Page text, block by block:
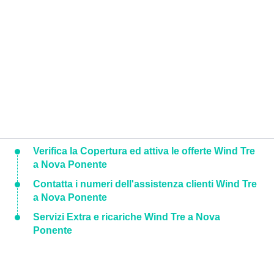
Verifica la Copertura ed attiva le offerte Wind Tre
a Nova Ponente
Contatta i numeri dell'assistenza clienti Wind Tre
a Nova Ponente
Servizi Extra e ricariche Wind Tre a Nova
Ponente